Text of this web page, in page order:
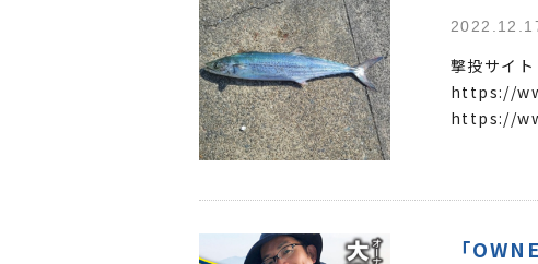
撃投サイト
https://
https://
「